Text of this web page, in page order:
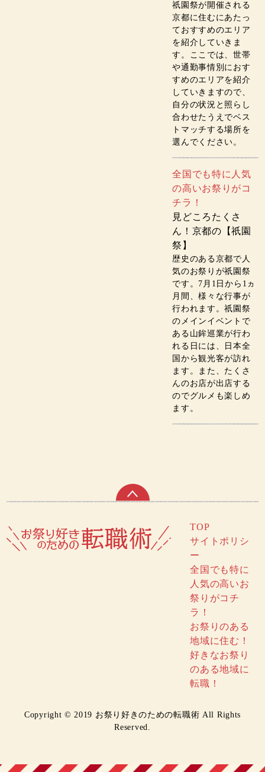
祇園祭が開催される
京都に住むにあたっ
ておすすめのエリア
を紹介していきま
す。ここでは、世帯
や通勤事情別におす
すめのエリアを紹介
していきますので、
自分の状況と照らし
合わせたうえでベス
トマッチする場所を
選んでください。
全国でも特に人気
の高いお祭りがコ
チラ！
見どころたくさ
ん！京都の【祇園
祭】
歴史のある京都で人
気のお祭りが祇園祭
です。7月1日から1ヵ
月間、様々な行事が
行われます。祇園祭
のメインイベントで
ある山鉾巡業が行わ
れる日には、日本全
国から観光客が訪れ
ます。また、たくさ
んのお店が出店する
のでグルメも楽しめ
ます。
TOP
サイトポリシ
ー
全国でも特に
人気の高いお
祭りがコチ
ラ！
お祭りのある
地域に住む！
好きなお祭り
のある地域に
転職！
Copyright © 2019 お祭り好きのための転職術 All Rights
Reserved.